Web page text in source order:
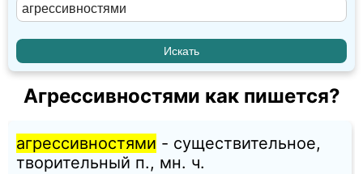
Агрессивностями как пишется?
агрессивностями - существительное,
творительный п., мн. ч.